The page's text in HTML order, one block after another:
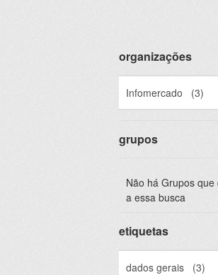
organizações
Infomercado (3)
grupos
Não há Grupos
a essa busca
etiquetas
dados gerais
(3)